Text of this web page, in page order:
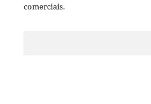
comerciais.